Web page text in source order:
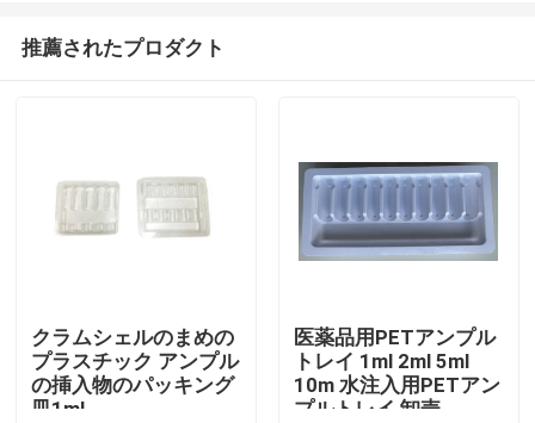
推薦されたプロダクト
クラムシェルのまめの
プラスチック アンプル
の挿入物のパッキング
皿1ml
医薬品用PETアンプル
トレイ 1ml 2ml 5ml
10m 水注入用PETアン
プルトレイ 卸売